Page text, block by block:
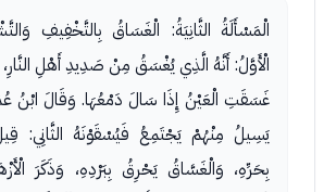
الْمَسْأَلَةُ الثَّانِيَةُ: الْغَسَاقُ بِالتَّخْفِيفِ
الْأَوَّلُ: أَنَّهُ الَّذِي يُغْسَقُ مِنْ صَدِيدِ أَهْلِ النَّارِ،
غَسَقَتِ الْعَيْنُ إِذَا سَالَ دَمْعُهَا. وَقَالَ ابْنُ
يَسِيلُ مِنْهُمْ يَجْتَمِعُ فَيُسْقَوْنَهُ الثَّانِي:
بِحَرِّهِ، وَالْغَسَّاقُ يَحْرِقُ بِبَرْدِهِ، وَذَكَرَ